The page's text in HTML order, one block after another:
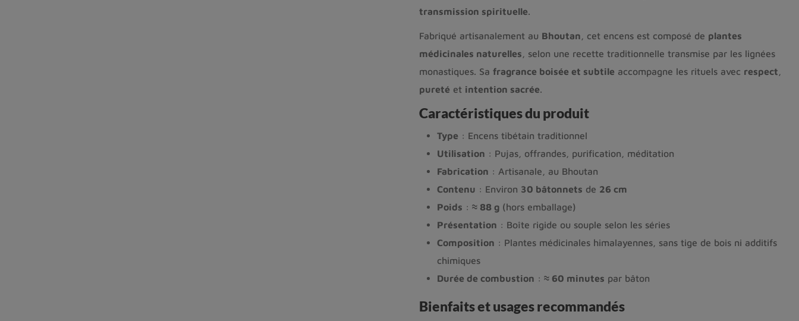
transmission spirituelle.
Fabriqué artisanalement au Bhoutan , cet encens est composé de plantes
médicinales naturelles , selon une recette traditionnelle transmise par les lignées
monastiques. Sa fragrance boisée et subtile accompagne les rituels avec respect
pureté et intention sacrée.
Caractéristiques du produit
Type : Encens tibétain traditionnel
Utilisation : Pujas, offrandes, purification, méditation
Fabrication : Artisanale, au Bhoutan
Contenu : Environ 30 bâtonnets de 26 cm
Poids : ≈ 88 g(hors emballage)
Présentation : Boîte rigide ou souple selon les séries
Composition : Plantes médicinales himalayennes, sans tige de bois ni additifs
chimiques
Durée de combustion : ≈ 60 minutes par bâton
Bienfaits et usages recommandés